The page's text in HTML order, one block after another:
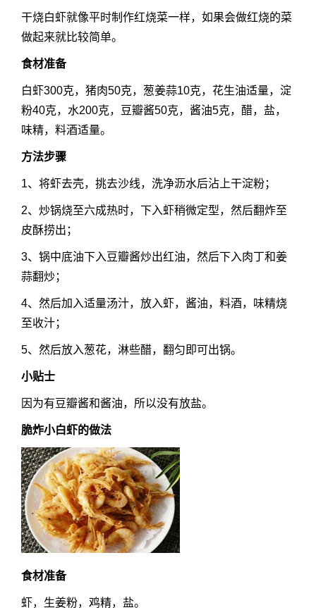
干烧白虾就像平时制作红烧菜一样，如果会做红烧的菜
做起来就比较简单。
食材准备
白虾300克，猪肉50克，葱姜蒜10克，花生油适量，淀
粉40克，水200克，豆瓣酱50克，酱油5克，醋，盐，
味精，料酒适量。
方法步骤
1、将虾去壳，挑去沙线，洗净沥水后沾上干淀粉；
2、炒锅烧至六成热时，下入虾稍微定型，然后翻炸至
皮酥捞出；
3、锅中底油下入豆瓣酱炒出红油，然后下入肉丁和姜
蒜翻炒；
4、然后加入适量汤汁，放入虾，酱油，料酒，味精烧
至收汁；
5、然后放入葱花，淋些醋，翻匀即可出锅。
小贴士
因为有豆瓣酱和酱油，所以没有放盐。
脆炸小白虾的做法
食材准备
虾，生姜粉，鸡精，盐。